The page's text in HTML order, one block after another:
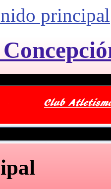
principal